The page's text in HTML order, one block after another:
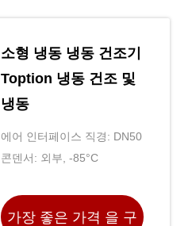
소형 냉동 냉동 건조기
Toption 냉동 건조 및
냉동
에어 인터페이스 직경: DN50
콘덴서: 외부, -85°C
가장 좋은 가격 을 구